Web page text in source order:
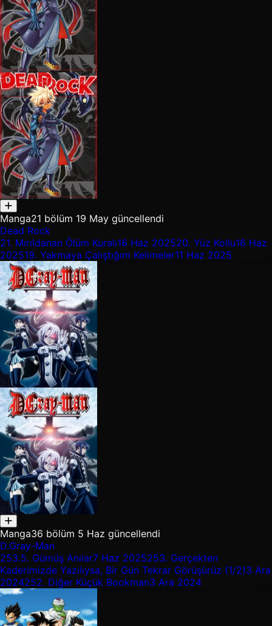
Manga21 bölüm 19 May güncellendi
Dead Rock
21. Mırıldanan Ölüm Kuralı16 Haz 202520. Yüz Kollu16 Haz
202519. Yakmaya Çalıştığım Kelimeler11 Haz 2025
Manga36 bölüm 5 Haz güncellendi
D.Gray-Man
253.5. Gümüş Anılar7 Haz 2025253. Gerçekten
Kaderimizde Yazılıysa, Bir Gün Tekrar Görüşürüz (1/2)3 Ara
2024252. Diğer Küçük Bookman3 Ara 2024